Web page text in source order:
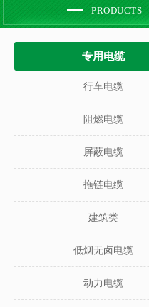
PRODUCTS
专用电缆
行车电缆
阻燃电缆
屏蔽电缆
拖链电缆
建筑类
低烟无卤电缆
动力电缆